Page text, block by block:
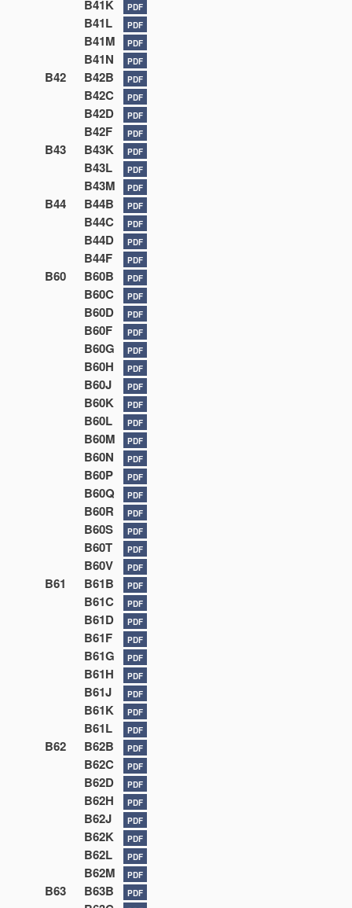
B41K PDF
B41L PDF
B41M PDF
B41N PDF
B42 B42B PDF
B42C PDF
B42D PDF
B42F PDF
B43 B43K PDF
B43L PDF
B43M PDF
B44 B44B PDF
B44C PDF
B44D PDF
B44F PDF
B60 B60B PDF
B60C PDF
B60D PDF
B60F PDF
B60G PDF
B60H PDF
B60J PDF
B60K PDF
B60L PDF
B60M PDF
B60N PDF
B60P PDF
B60Q PDF
B60R PDF
B60S PDF
B60T PDF
B60V PDF
B61 B61B PDF
B61C PDF
B61D PDF
B61F PDF
B61G PDF
B61H PDF
B61J PDF
B61K PDF
B61L PDF
B62 B62B PDF
B62C PDF
B62D PDF
B62H PDF
B62J PDF
B62K PDF
B62L PDF
B62M PDF
B63 B63B PDF